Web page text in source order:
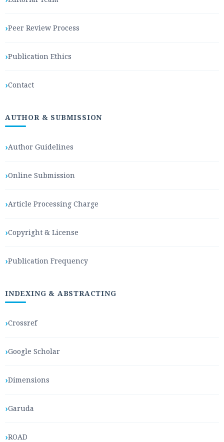
Peer Review Process
Publication Ethics
Contact
AUTHOR & SUBMISSION
Author Guidelines
Online Submission
Article Processing Charge
Copyright & License
Publication Frequency
INDEXING & ABSTRACTING
Crossref
Google Scholar
Dimensions
Garuda
ROAD